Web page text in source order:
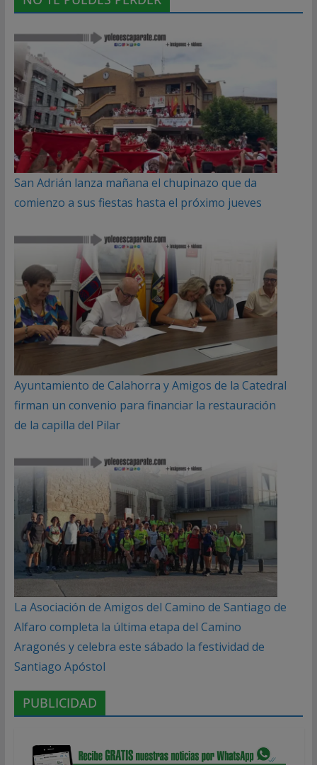
San Adrián lanza mañana el chupinazo que da
comienzo a sus fiestas hasta el próximo jueves
Ayuntamiento de Calahorra y Amigos de la Catedral
firman un convenio para financiar la restauración
de la capilla del Pilar
La Asociación de Amigos del Camino de Santiago de
Alfaro completa la última etapa del Camino
Aragonés y celebra este sábado la festividad de
Santiago Apóstol
PUBLICIDAD